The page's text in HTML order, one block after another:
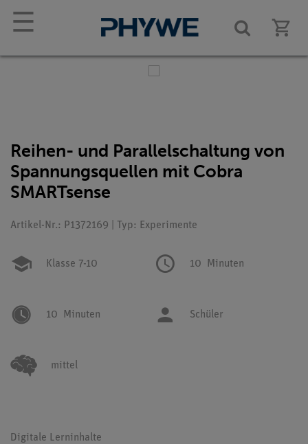
☰
Reihen- und Parallelschaltung von
Spannungsquellen mit Cobra
SMARTsense
Artikel-Nr.: P1372169 | Typ: Experimente
Klasse 7-10 10 Minuten
10 Minuten Schüler
mittel
Digitale Lerninhalte